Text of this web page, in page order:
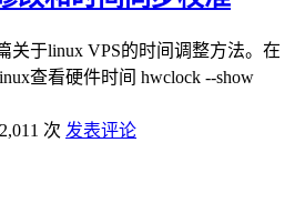
关于linux VPS的时间调整方法。在
查看硬件时间 hwclock --show
次 发表评论